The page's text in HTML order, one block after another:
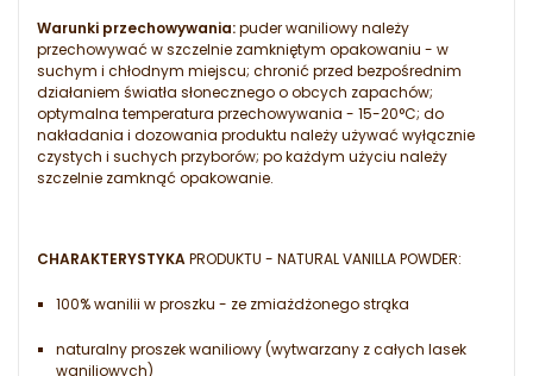
Warunki przechowywania:puder waniliowy należy
przechowywać w szczelnie zamkniętym opakowaniu - w
suchym i chłodnym miejscu; chronić przed bezpośrednim
działaniem światła słonecznego o obcych zapachów;
optymalna temperatura przechowywania - 15-20°C; do
nakładania i dozowania produktu należy używać wyłącznie
czystych i suchych przyborów; po każdym użyciu należy
szczelnie zamknąć opakowanie.
CHARAKTERYSTYKAPRODUKTU - NATURAL VANILLA POWDER:
100% wanilii w proszku - ze zmiażdżonego strąka
naturalny proszek waniliowy (wytwarzany z całych lasek
waniliowych)